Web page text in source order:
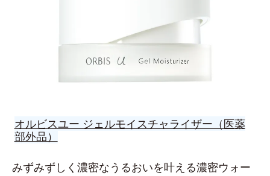
オルビスユー ジェルモイスチャライザー（医薬
部外品）
みずみずしく濃密なうるおいを叶える濃密ウォー